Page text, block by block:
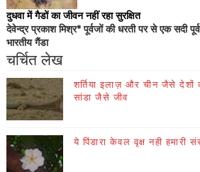
दुधवा में गैडों का जीवन नहीं रहा सुरक्षित
देवेन्द्र प्रकाश मिश्र* पूर्वजों की धरती पर से एक सदी
भारतीय गैंडा
चर्चित लेख
शर्तिया इलाज़ और चीन जैसे
सांडा जैसे जीव
ये पिंडारा केवल वृक्ष नही हमारी